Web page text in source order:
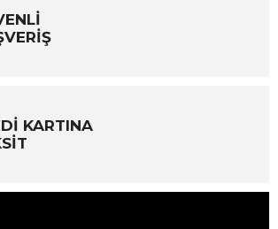
KARTINA